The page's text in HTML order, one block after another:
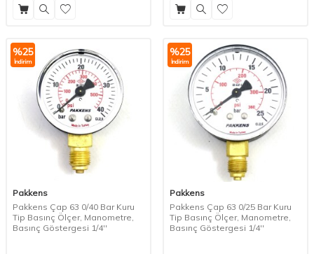
%25
İndirim
Pakkens
Pakkens Çap 63 0/40 Bar Kuru
Tip Basınç Ölçer, Manometre,
Basınç Göstergesi 1/4''
%25
İndirim
Pakkens
Pakkens Çap 63 0/25 Bar Kuru
Tip Basınç Ölçer, Manometre,
Basınç Göstergesi 1/4''